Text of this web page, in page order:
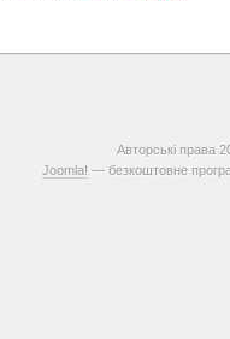
Авторські права
Joomla! — безкоштовне